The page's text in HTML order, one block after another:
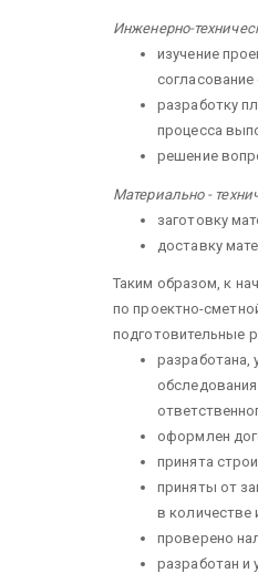
Инженерно-
изучение
согласование
разработку
процесса
решение
Материально -
заготовку
доставку
Таким образом, к
по проектно-
подготовительные
разработана,
оформлен
принята
приняты от
в количе­стве
проверено
разработан и